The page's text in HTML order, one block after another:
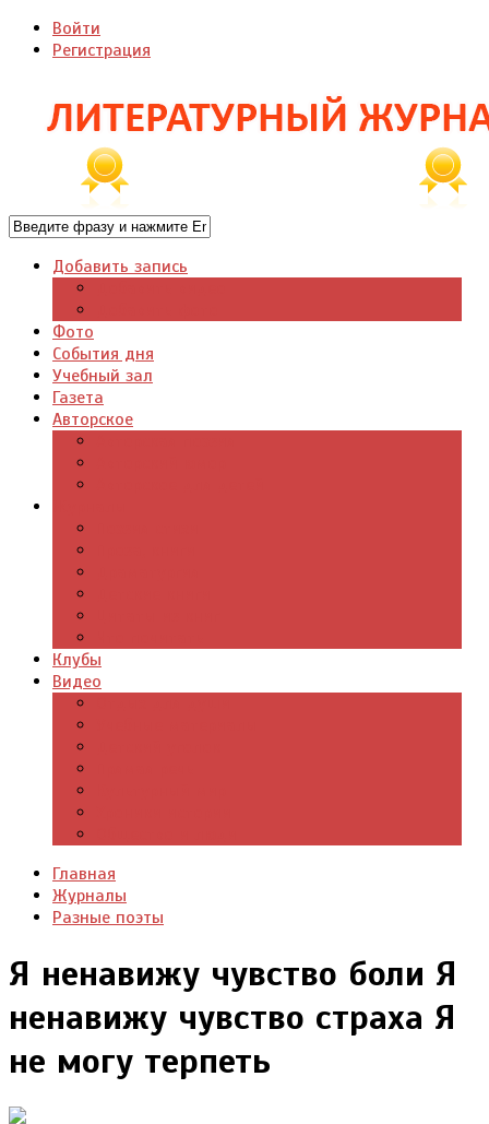
Войти
Регистрация
Добавить запись
Фото
События дня
Учебный зал
Газета
Авторское
Клубы
Видео
Главная
Журналы
Разные поэты
Я ненавижу чувство боли Я
ненавижу чувство страха Я
не могу терпеть